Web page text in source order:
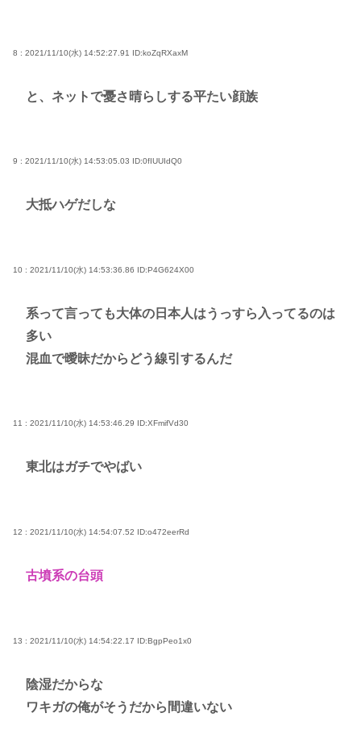
8 : 2021/11/10(水) 14:52:27.91 ID:koZqRXaxM
と、ネットで憂さ晴らしする平たい顔族
9 : 2021/11/10(水) 14:53:05.03 ID:0fIUUIdQ0
大抵ハゲだしな
10 : 2021/11/10(水) 14:53:36.86 ID:P4G624X00
系って言っても大体の日本人はうっすら入ってるのは
多い
混血で曖昧だからどう線引するんだ
11 : 2021/11/10(水) 14:53:46.29 ID:XFmifVd30
東北はガチでやばい
12 : 2021/11/10(水) 14:54:07.52 ID:o472eerRd
古墳系の台頭
13 : 2021/11/10(水) 14:54:22.17 ID:BgpPeo1x0
陰湿だからな
ワキガの俺がそうだから間違いない